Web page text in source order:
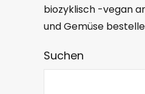
biozyklisch -vegan
und Gemüse
Suchen